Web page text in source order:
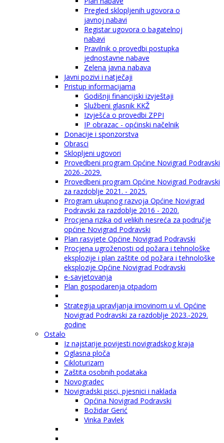
Pregled sklopljenih ugovora o
javnoj nabavi
Registar ugovora o bagatelnoj
nabavi
Pravilnik o provedbi postupka
jednostavne nabave
Zelena javna nabava
Javni pozivi i natječaji
Pristup informacijama
Godišnji financijski izvještaji
Službeni glasnik KKŽ
Izvješća o provedbi ZPPI
IP obrazac - općinski načelnik
Donacije i sponzorstva
Obrasci
Sklopljeni ugovori
Provedbeni program Općine Novigrad Podravski
2026.-2029.
Provedbeni program Općine Novigrad Podravski
za razdoblje 2021. - 2025.
Program ukupnog razvoja Općine Novigrad
Podravski za razdoblje 2016 - 2020.
Procjena rizika od velikih nesreća za područje
općine Novigrad Podravski
Plan rasvjete Općine Novigrad Podravski
Procjena ugroženosti od požara i tehnološke
eksplozije i plan zaštite od požara i tehnološke
eksplozije Općine Novigrad Podravski
e-savjetovanja
Plan gospodarenja otpadom
Strategija upravljanja imovinom u vl. Općine
Novigrad Podravski za razdoblje 2023.-2029.
godine
Ostalo
Iz najstarije povijesti novigradskog kraja
Oglasna ploča
Cikloturizam
Zaštita osobnih podataka
Novogradec
Novigradski pisci, pjesnici i naklada
Općina Novigrad Podravski
Božidar Gerić
Vinka Pavlek